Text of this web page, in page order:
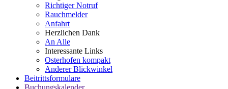
Richtiger Notruf
Rauchmelder
Anfahrt
Herzlichen Dank
An Alle
Interessante Links
Osterhofen kompakt
Anderer Blickwinkel
Beitrittsformulare
Buchungskalender